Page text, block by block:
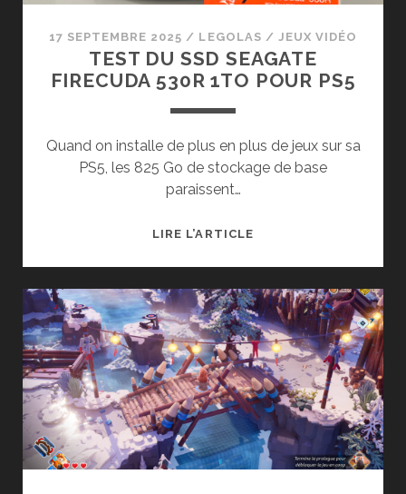
17 SEPTEMBRE 2025 / LEGOLAS / JEUX VIDÉO
TEST DU SSD SEAGATE
FIRECUDA 530R 1TO POUR PS5
Quand on installe de plus en plus de jeux sur sa
PS5, les 825 Go de stockage de base
paraissent…
LIRE L’ARTICLETEST
SEAGATE
FIRECUDA
530R
1TO
POUR
PS5